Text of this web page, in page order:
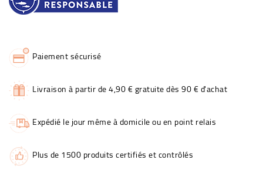
Paiement sécurisé
Livraison à partir de 4,90 € gratuite dès 90 € d'achat
Expédié le jour même à domicile ou en point relais
Plus de 1500 produits certifiés et contrôlés